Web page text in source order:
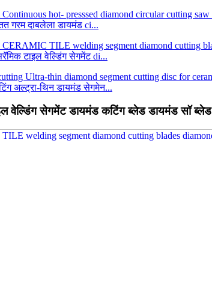
गरम दाबलेला डायमंड ci...
टाइल वेल्डिंग सेगमेंट di...
अल्ट्रा-थिन डायमंड सेगमेन...
वेल्डिंग सेगमेंट डायमंड कटिंग ब्लेड डायमंड सॉ ब्लेड